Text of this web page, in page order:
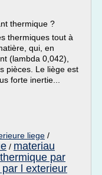
thermique ?
thermiques tout à
qui, en
(lambda 0,042),
pièces. Le liège est
forte inertie...
liege /
/ materiau
par
l exterieur